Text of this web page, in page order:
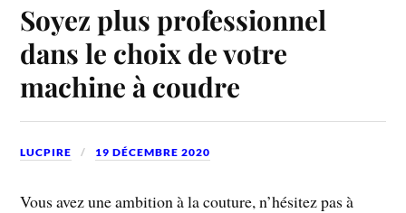
Soyez plus professionnel
dans le choix de votre
machine à coudre
LUCPIRE 19 DÉCEMBRE 2020
Vous avez une ambition à la couture, n’hésitez pas à